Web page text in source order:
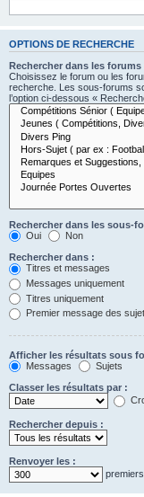
OPTIONS DE RECHERCHE
Rechercher dans les forums
Choisissez le forum ou les
recherche. Les sous-forums
l’option ci-dessous «
Rechercher dans les sous-
Oui
Non
Rechercher dans :
Titres et messages
Messages uniquement
Titres uniquement
Premier message des
Afficher les résultats sous
Messages
Sujets
Classer les résultats par :
Rechercher depuis :
Renvoyer les :